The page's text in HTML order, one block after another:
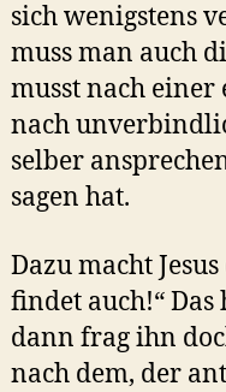
sich wenigstens
muss man auch
musst nach einer
nach
selber
sagen hat.
Dazu macht
findet auch!“
dann frag ihn
nach dem, der